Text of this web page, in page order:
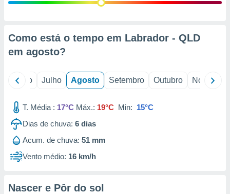
estudos
1199
Como está o tempo em Labrador - QLD
em agosto?
Junho Julho Agosto Setembro Outubro Novembro
T. Média : 17°C Máx.: 19°C Min: 15°C
Dias de chuva: 6 dias
Acum. de chuva: 51 mm
Vento médio: 16 km/h
Nascer e Pôr do sol